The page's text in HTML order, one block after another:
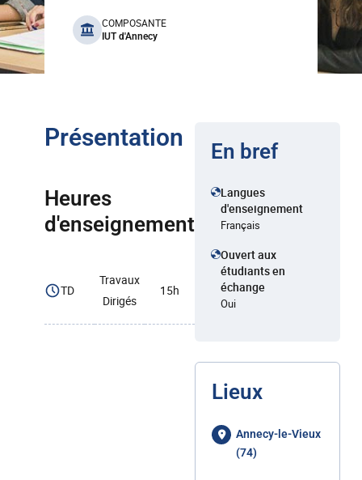
benefits
COMPOSANTE
IUT d'Annecy
Présentation
Heures
d'enseignement
TD
Travaux
Dirigés
15h
En bref
Langues
d'enseignement
Français
Ouvert aux
étudiants en
échange
Oui
Lieux
Annecy-le-Vieux
(74)